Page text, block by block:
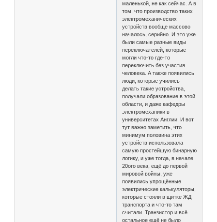
маленькой, не как сейчас. А в
том, что производство таких
электромеханических
устройств вообще массово
началось, серийно. И это уже
были самые разные виды
переключателей, которые
могли что-то где-то
переключить без участия
человека. А также появились
люди, которые учились
делать такие устройства,
получали образование в этой
области, и даже кафедры
электромеханики в
университетах Англии. И вот
тут важно заметить, что
минимум половина этих
устройств использовала
самую простейшую бинарную
логику, и уже тогда, в начале
20ого века, ещё до первой
мировой войны, уже
появились упрощённые
электрические калькуляторы,
которые стояли в щитке ЖД
транспорта и что-то там
считали. Транзистор и всё
остальное ещё не было